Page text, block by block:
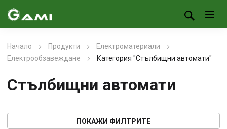
Начало Продукти
Електроматериали
Електрообзавеждане
Категория "Стълбищни автомати"
Стълбищни автомати
ПОКАЖИ ФИЛТРИТЕ